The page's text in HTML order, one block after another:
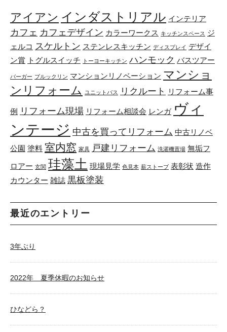
アイアン インダストリアル インテリア
カフェ カフェデザイン カラーワークス キッチンスペース ジ
ェルコ スケルトン ステンレスキッチン ディスプレイ デザイ
ン賞 トグルスイッチ トーヨーキッチン ハンモック バスツアー
バーガー ブルックリン マンションリノベーション マンショ
ンリフォーム
ユニットバス リクルート リフォーム事
例 リフォーム現場 リフォーム相談会 レンガ ヴィ
ンテージ 中古を買ってリフォーム 中古リノベ
公園 塗料 室内窓 家具 戸建リフォーム 洗濯機置場 無垢フ
ロアー 玄関 珪藻土 現場見学 色見本 薪ストーブ 表彰状 造作
カウンター 雑誌 黒板塗装
最近のエントリー
3年ぶり
2022年 夏季休暇のお知らせ
ひなどら？